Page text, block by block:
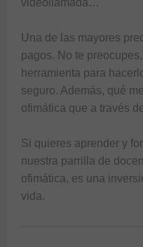
videollamada…
Una de las mayores
pagos. No te
herramienta para
seguro. Además, qué
ofimática que a través
Si quieres aprender y
nuestra parrilla de
ofimática, es una
vida.